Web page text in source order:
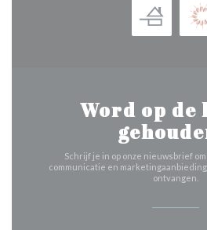
Word op de
Schrijf je in op onze nieuwsbrief
communicatie en
ontvangen.